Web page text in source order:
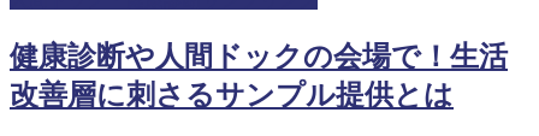
健康診断や人間ドックの会場で！生活
改善層に刺さるサンプル提供とは